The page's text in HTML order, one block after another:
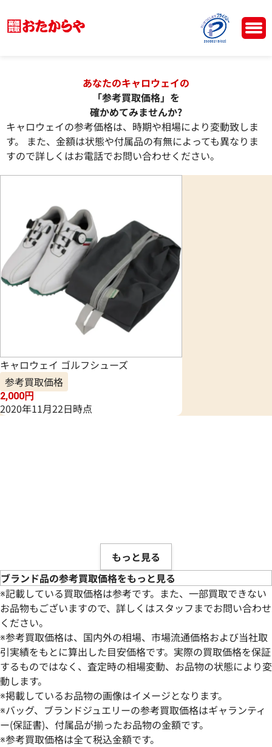
あなたのキャロウェイの
「参考買取価格」を
確かめてみませんか?
キャロウェイの参考価格は、時期や相場により変動致しま
す。 また、金額は状態や付属品の有無によっても異なりま
すので詳しくはお電話でお問い合わせください。
キャロウェイ ゴルフシューズ
参考買取価格
2,000円
2020年11月22日時点
もっと見る
ブランド品の参考買取価格をもっと見る
※記載している買取価格は参考です。また、一部買取できない
お品物もございますので、詳しくはスタッフまでお問い合わせ
ください。
※参考買取価格は、国内外の相場、市場流通価格および当社取
引実績をもとに算出した目安価格です。実際の買取価格を保証
するものではなく、査定時の相場変動、お品物の状態により変
動します。
※掲載しているお品物の画像はイメージとなります。
※バッグ、ブランドジュエリーの参考買取価格はギャランティ
ー(保証書)、付属品が揃ったお品物の金額です。
※参考買取価格は全て税込金額です。